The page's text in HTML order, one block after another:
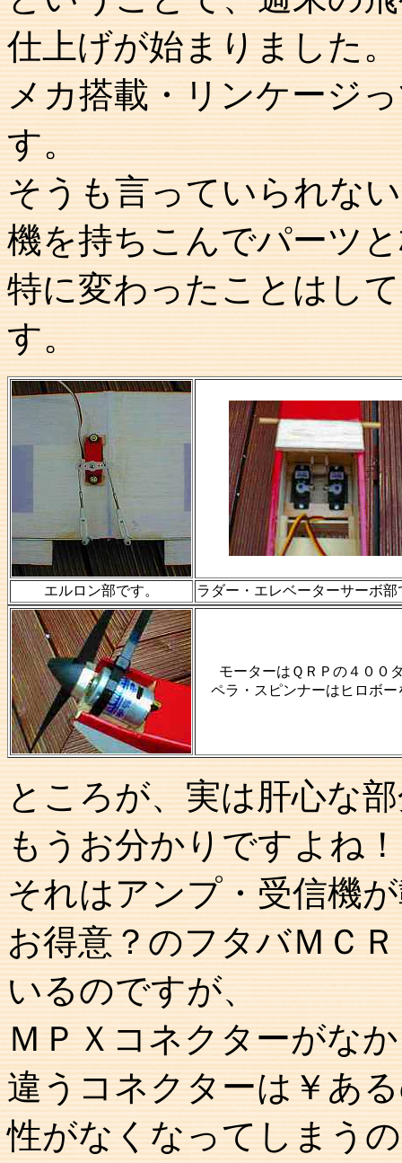
仕上げが始まりました。
メカ搭載・リンケージ
す。
そうも言っていられな
機を持ちこんでパーツ
特に変わったことはし
す。
エルロン部です。 ラダー・エレベーターサーボ部
モーターはＱＲＰの４００
ペラ・スピンナーはヒロボー
ところが、実は肝心な
もうお分かりですよね！
それはアンプ・受信機
お得意？のフタバＭＣ
いるのですが、
ＭＰＸコネクターがな
違うコネクターは￥あ
性がなくなってしまう